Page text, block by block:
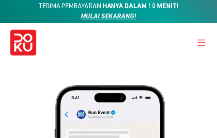
TERIMA PEMBAYARAN HANYA DALAM 10 MENIT!
MULAI SEKARANG!